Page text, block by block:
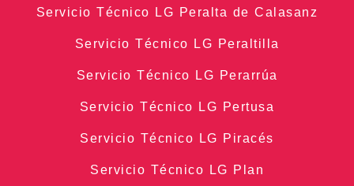
Servicio Técnico LG Peralta de Calasanz
Servicio Técnico LG Peraltilla
Servicio Técnico LG Perarrúa
Servicio Técnico LG Pertusa
Servicio Técnico LG Piracés
Servicio Técnico LG Plan